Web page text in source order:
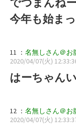
今年も始ま
11 ： 名無しさん＠お
2020/04/07(火)
はーちゃん
12 ： 名無しさん＠お
2020/04/07(火)